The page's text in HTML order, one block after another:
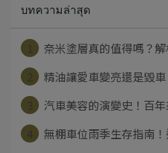
บทความล่าสุด
奈米塗層真的值得嗎？
精油讓愛車變亮還是毀
汽車美容的演變史！百
無棚車位雨季生存指南